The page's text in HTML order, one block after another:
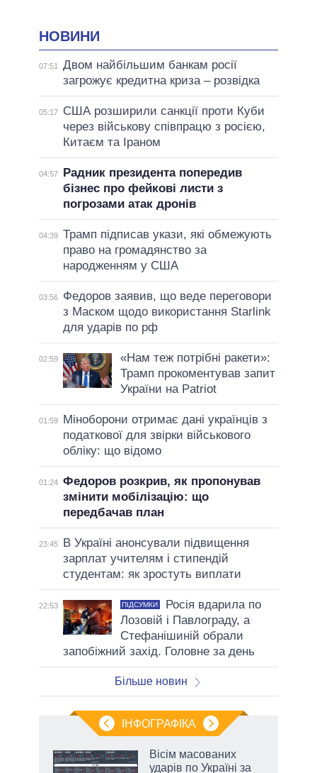
НОВИНИ
07:51
Двом найбільшим банкам росії
загрожує кредитна криза – розвідка
05:17
США розширили санкції проти Куби
через військову співпрацю з росією,
Китаєм та Іраном
04:57
Радник президента попередив
бізнес про фейкові листи з
погрозами атак дронів
04:39 Трамп підписав укази, які обмежують
право на громадянство за
народженням у США
03:56
Федоров заявив, що веде переговори
з Маском щодо використання Starlink
для ударів по рф
02:59
«Нам теж потрібні ракети»:
Трамп прокоментував запит
України на Patriot
01:59
Міноборони отримає дані українців з
податкової для звірки військового
обліку: що відомо
01:24 Федоров розкрив, як пропонував
змінити мобілізацію: що
передбачав план
23:45
В Україні анонсували підвищення
зарплат учителям і стипендій
студентам: як зростуть виплати
22:53 ПІДСУМКИ
Росія вдарила по
Лозовій і Павлограду, а
Стефанішиній обрали
запобіжний захід. Головне за день
Більше новин
ІНФОГРАФІКА
Вісім масованих
ударів по Україні за